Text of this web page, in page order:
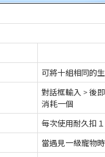
可將十組相同的
對話框輸入 > 後
消耗一個
每次使用耐久扣
當遇見一級寵物